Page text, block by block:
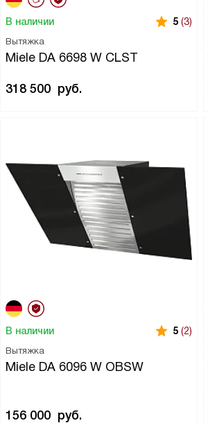
Вытяжка
Miele DA 6698 W CLST
В наличии 5 (3)
318 500 руб.
Вытяжка
Miele DA 6096 W OBSW
В наличии 5 (2)
156 000 руб.